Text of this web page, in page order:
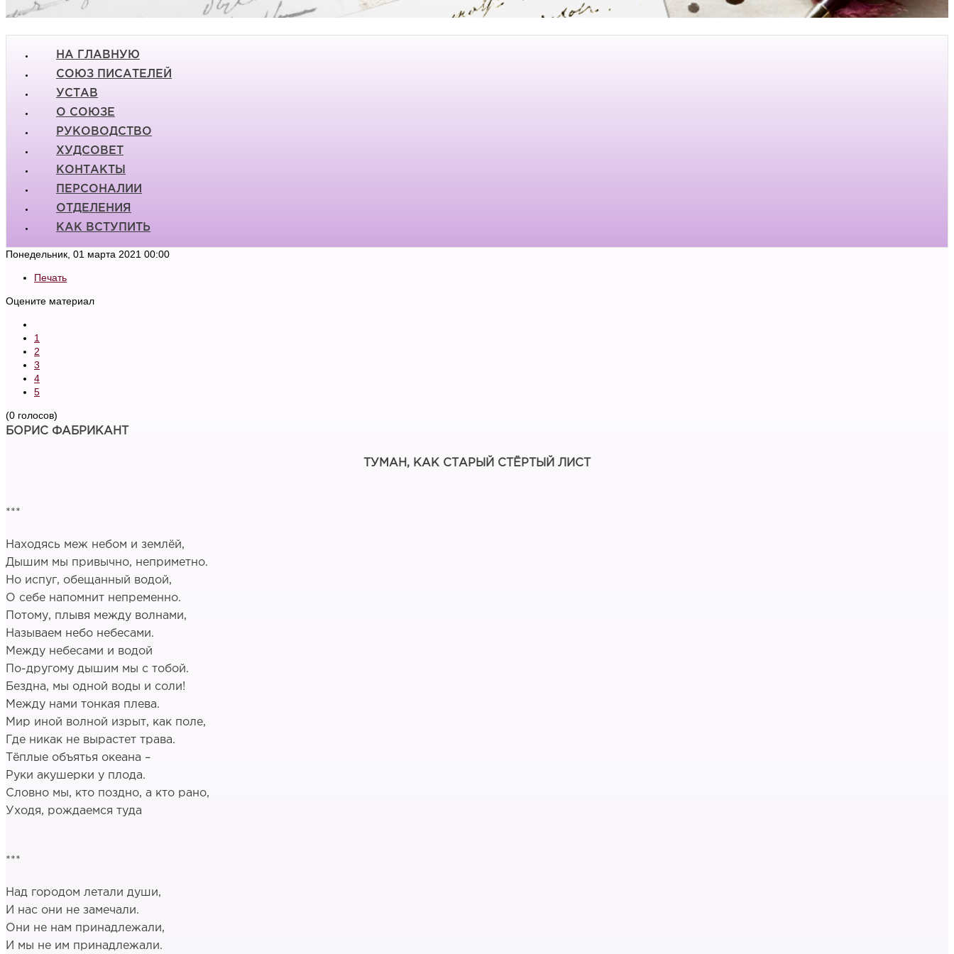
НА ГЛАВНУЮ
СОЮЗ ПИСАТЕЛЕЙ
УСТАВ
О СОЮЗЕ
РУКОВОДСТВО
ХУДСОВЕТ
КОНТАКТЫ
ПЕРСОНАЛИИ
ОТДЕЛЕНИЯ
КАК ВСТУПИТЬ
Понедельник, 01 марта 2021 00:00
Печать
Оцените материал
1
2
3
4
5
(0 голосов)
БОРИС ФАБРИКАНТ
ТУМАН, КАК СТАРЫЙ СТЁРТЫЙ ЛИСТ
***
Находясь меж небом и землёй,
Дышим мы привычно, неприметно.
Но испуг, обещанный водой,
О себе напомнит непременно.
Потому, плывя между волнами,
Называем небо небесами.
Между небесами и водой
По-другому дышим мы с тобой.
Бездна, мы одной воды и соли!
Между нами тонкая плева.
Мир иной волной изрыт, как поле,
Где никак не вырастет трава.
Тёплые объятья океана –
Руки акушерки у плода.
Словно мы, кто поздно, а кто рано,
Уходя, рождаемся туда
***
Над городом летали души,
И нас они не замечали.
Они не нам принадлежали,
И мы не им принадлежали.